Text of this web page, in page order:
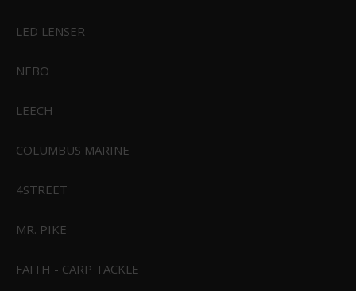
349,00 DKK
LED LENSER
NEBO
LEECH
COLUMBUS MARINE
4STREET
MR. PIKE
FAITH - CARP TACKLE